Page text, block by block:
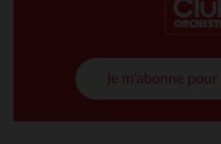
je m'abonne pour